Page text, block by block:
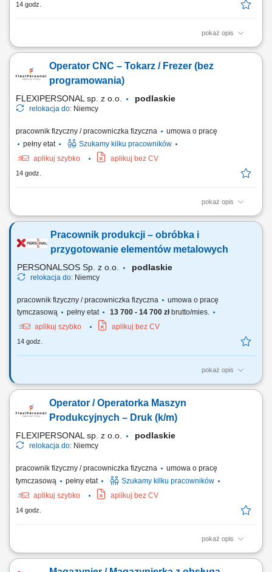
14 godz.
pokaż opis
Wykonywanie prac monterskich, mechanicznych i ślusarskich zgodnie z
czujników oraz innych podzespołów. Udział w montażu linii i maszyn
przemysłowych. Praca zespołowa oraz realizacja zadań samodzielnie.
Operator CNC – Tokarz / Frezer (bez
programowania)
FLEXIPERSONAL sp. z o.o. podlaskie
relokacja do: Niemcy
pracownik fizyczny / pracowniczka fizyczna
umowa o pracę
pełny etat
Szukamy kilku pracowników
aplikuj szybko
aplikuj bez CV
14 godz.
pokaż opis
Twoje obowiązki: Obsługa maszyn CNC Uruchamianie gotowych
detali oraz półfabrykatów w obrabiarce Nadzorowanie przebiegu
procesu obróbki CNC Zgłaszanie usterek, niezgodności jakościowych
Pracownik produkcji – obróbka i
przygotowanie elementów metalowych
PERSONALSOS Sp. z o.o. podlaskie
relokacja do: Niemcy
pracownik fizyczny / pracowniczka fizyczna
umowa o pracę
tymczasową
pełny etat 13 700 - 14 700 złbrutto/mies.
aplikuj szybko
aplikuj bez CV
14 godz.
pokaż opis
Opis stanowiska: przygotowywanie elementów metalowych do procesu
metalowe zgodnie z obowiązującymi standardami, szlifowanie
elementów przy użyciu szlifierki kątowej, zawieszanie elementów
Operator / Operatorka Maszyn
Produkcyjnych – Druk (k/m)
FLEXIPERSONAL sp. z o.o. podlaskie
relokacja do: Niemcy
pracownik fizyczny / pracowniczka fizyczna
umowa o pracę
tymczasową
pełny etat
Szukamy kilku pracowników
aplikuj szybko
aplikuj bez CV
14 godz.
pokaż opis
Podstawowe informacje: Lokalizacja: Magdeburg, Niemcy; Start pracy: